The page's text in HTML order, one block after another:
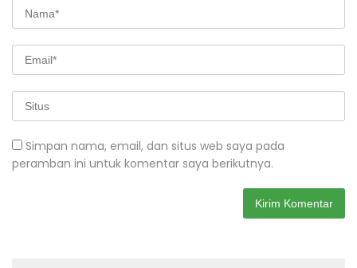
Simpan nama, email, dan situs web saya pada
peramban ini untuk komentar saya berikutnya.